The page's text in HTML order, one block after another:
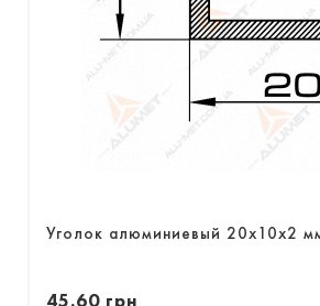
Уголок алюминиевый 20х10х2
45.60 грн